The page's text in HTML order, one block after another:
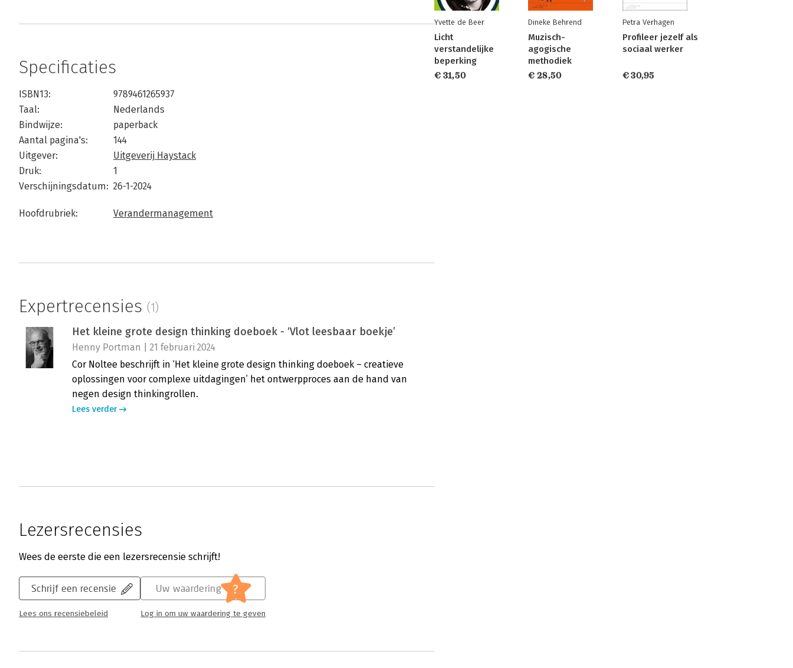
Specificaties
ISBN13:
9789461265937
Taal:
Nederlands
Bindwijze:
paperback
Aantal pagina's:
144
Uitgever:
Uitgeverij Haystack
Druk:
1
Verschijningsdatum: 26-1-2024
Hoofdrubriek: Verandermanagement
Expertrecensies (1)
Het kleine grote design thinking doeboek - ‘Vlot leesbaar boekje’
Henny Portman | 21 februari 2024
Cor Noltee beschrijft in ‘Het kleine grote design thinking doeboek – creatieve
oplossingen voor complexe uitdagingen’ het ontwerpproces aan de hand van
negen design thinkingrollen.
Lees verder
Lezersrecensies
Wees de eerste die een lezersrecensie schrijft!
Schrijf een recensie
Lees ons recensiebeleid
Uw waardering ?
Log in om uw waardering te geven
Yvette de Beer
Licht
verstandelijke
beperking
€ 31,50
Dineke Behrend
Muzisch-
agogische
methodiek
€ 28,50
Petra Verhagen
Profileer jezelf als
sociaal werker
€ 30,95